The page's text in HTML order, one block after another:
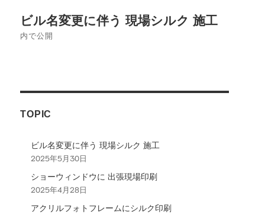
稿
ゲ
ー
シ
ョ
ン
ビル名変更に伴う 現場シルク 施工
内で公開
TOPIC
ビル名変更に伴う 現場シルク 施工
2025年5月30日
ショーウィンドウに 出張現場印刷
2025年4月28日
アクリルフォトフレームにシルク印刷